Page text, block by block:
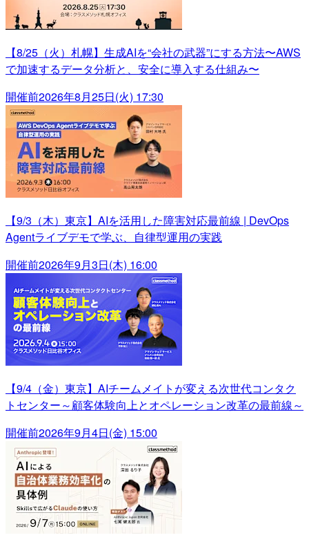
【8/25（火）札幌】生成AIを“会社の武器”にする方法〜AWS
で加速するデータ分析と、安全に導入する仕組み〜
開催前2026年8月25日(火) 17:30
【9/3（木）東京】AIを活用した障害対応最前線 | DevOps
Agentライブデモで学ぶ、自律型運用の実践
開催前2026年9月3日(木) 16:00
【9/4（金）東京】AIチームメイトが変える次世代コンタク
トセンター～顧客体験向上とオペレーション改革の最前線～
開催前2026年9月4日(金) 15:00